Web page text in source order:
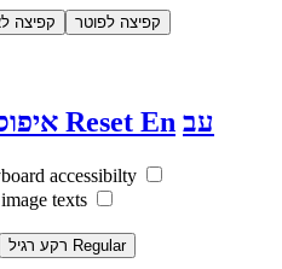
קפיצה
קפיצה לפוטר
Reset En עב
accessibilty
texts
Regular